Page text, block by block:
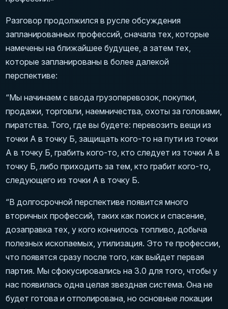
Разговор продолжился в русле обсуждения
запланированных профессий, сначала тех, которые
намечены на ближайшее будущее, а затем тех,
которые запланированы в более далекой
перспективе:
“Мы начинаем с ввода грузоперевозок, покупки,
продажи, торговли, наемничества, охоты за головами,
пиратства. Того, где вы будете: перевозить вещи из
точки А в точку Б, защищать кого-то на пути из точки
А в точку Б, грабить кого-то, кто следует из точки А в
точку Б, либо приходить за тем, кто грабит кого-то,
следующего из точки А в точку Б.
“В долгосрочной перспективе появится много
вторичных профессий, таких как поиск и спасение,
дозаправка тех, у кого кончилось топливо, добыча
полезных ископаемых, утилизация. Это те профессии,
что появятся сразу после того, как выйдет первая
партия. Мы сфокусировались на 3.0 для того, чтобы у
нас появилась одна целая звездная система. Она не
будет готова и отполирована, но основные локации